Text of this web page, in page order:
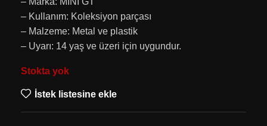
– Kullanım: Koleksiyon parçası
– Malzeme: Metal ve plastik
– Uyarı: 14 yaş ve üzeri için uygundur.
Stokta yok
İstek listesine ekle